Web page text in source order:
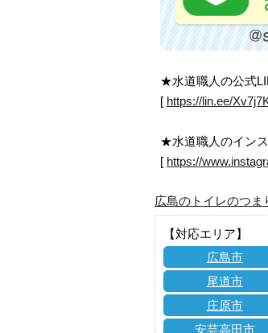
★水道職人の公式
[ https://lin.ee/
★水道職人のイン
[ https://
広島のトイレのつま
【対応エリア】
広島市
尾道市
庄原市
安芸高田市